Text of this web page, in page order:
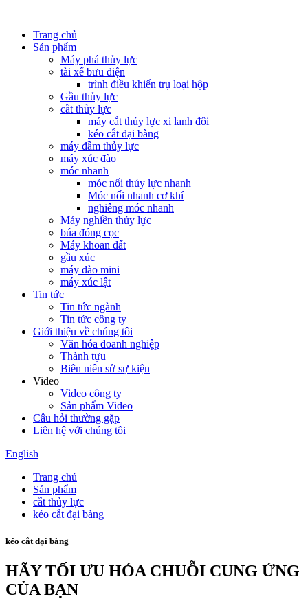
Trang chủ
Sản phẩm
Máy phá thủy lực
tài xế bưu điện
trình điều khiển trụ loại hộp
Gầu thủy lực
cắt thủy lực
máy cắt thủy lực xi lanh đôi
kéo cắt đại bàng
máy đầm thủy lực
máy xúc đào
móc nhanh
móc nối thủy lực nhanh
Móc nối nhanh cơ khí
nghiêng móc nhanh
Máy nghiền thủy lực
búa đóng cọc
Máy khoan đất
gầu xúc
máy đào mini
máy xúc lật
Tin tức
Tin tức ngành
Tin tức công ty
Giới thiệu về chúng tôi
Văn hóa doanh nghiệp
Thành tựu
Biên niên sử sự kiện
Video
Video công ty
Sản phẩm Video
Câu hỏi thường gặp
Liên hệ với chúng tôi
English
Trang chủ
Sản phẩm
cắt thủy lực
kéo cắt đại bàng
kéo cắt đại bàng
HÃY TỐI ƯU HÓA CHUỖI CUNG ỨNG
CỦA BẠN